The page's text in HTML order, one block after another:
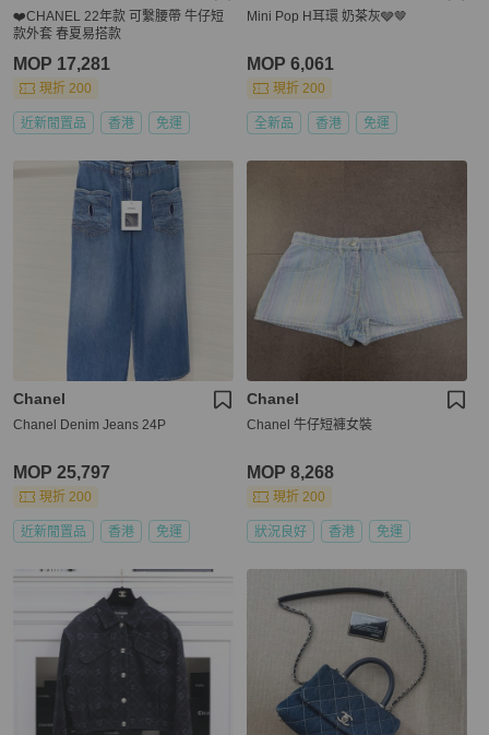
❤️CHANEL 22年款 可繫腰帶 牛仔短
款外套 春夏易搭款
MOP 17,281
現折 200
近新閒置品 香港 免運
Mini Pop H耳環 奶茶灰🩶🤎
MOP 6,061
現折 200
全新品 香港 免運
Chanel
Chanel Denim Jeans 24P
MOP 25,797
現折 200
近新閒置品 香港 免運
Chanel
Chanel 牛仔短褲女裝
MOP 8,268
現折 200
狀況良好 香港 免運